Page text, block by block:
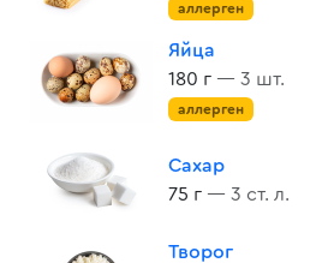
аллерген
Яйца
180 г — 3 шт.
аллерген
Сахар
75 г — 3 ст. л.
Творог